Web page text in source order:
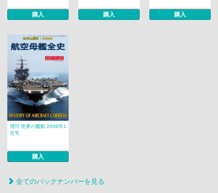
購入 購入 購入
増刊 世界の艦船 2008年1
月号
購入
全てのバックナンバーを見る